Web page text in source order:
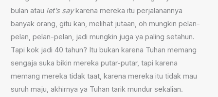
bulan atau let’s saykarena mereka itu perjalanannya
banyak orang, gitu kan, melihat jutaan, oh mungkin pelan-
pelan, pelan-pelan, jadi mungkin juga ya paling setahun.
Tapi kok jadi 40 tahun? Itu bukan karena Tuhan memang
sengaja suka bikin mereka putar-putar, tapi karena
memang mereka tidak taat, karena mereka itu tidak mau
suruh maju, akhirnya ya Tuhan tarik mundur sekalian.